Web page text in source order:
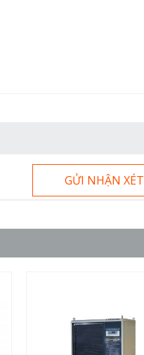
GỬI NHẬN XÉT